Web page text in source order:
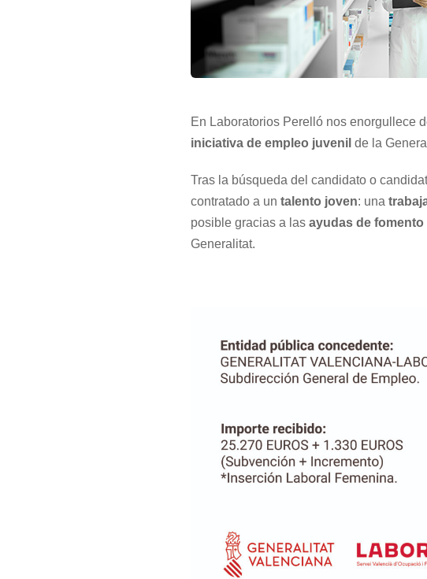
En Laboratorios Perelló nos enorgullece
iniciativa de empleo juvenil de la
Tras la búsqueda del candidato o
contratado a un talento joven: una
posible gracias a las ayudas de fomento
Generalitat.